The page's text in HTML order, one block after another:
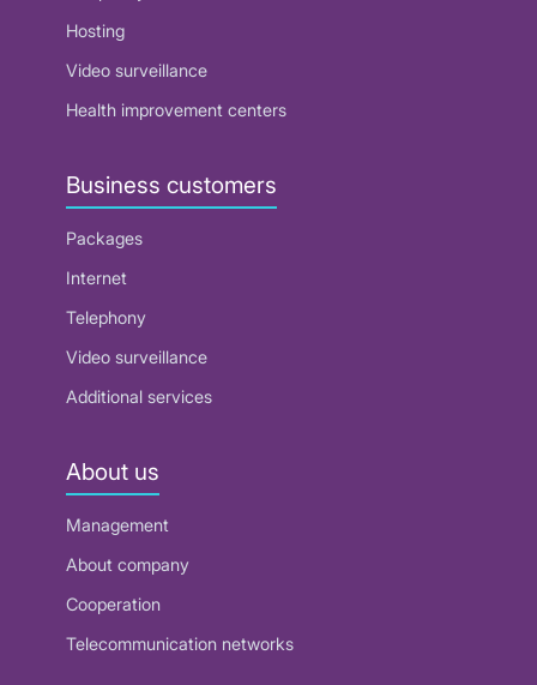
Hosting
Video surveillance
Health improvement centers
Business customers
Packages
Internet
Telephony
Video surveillance
Additional services
About us
Management
About company
Cooperation
Telecommunication networks